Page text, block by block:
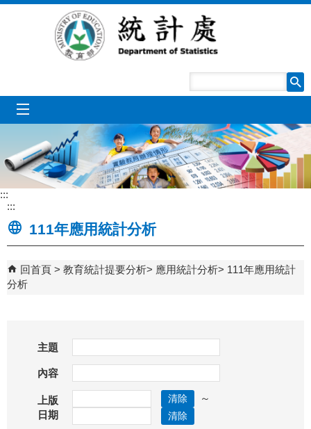
跳到主要內容區塊
:::
:::
111年應用統計分析
回首頁 教育統計提要分析 應用統計分析
111年應用統計
分析
主題
內容
上版
日期
～